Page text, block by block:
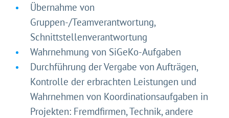
Übernahme von
Gruppen-/Teamverantwortung,
Schnittstellenverantwortung
Wahrnehmung von SiGeKo-Aufgaben
Durchführung der Vergabe von Aufträgen,
Kontrolle der erbrachten Leistungen und
Wahrnehmen von Koordinationsaufgaben in
Projekten: Fremdfirmen, Technik, andere